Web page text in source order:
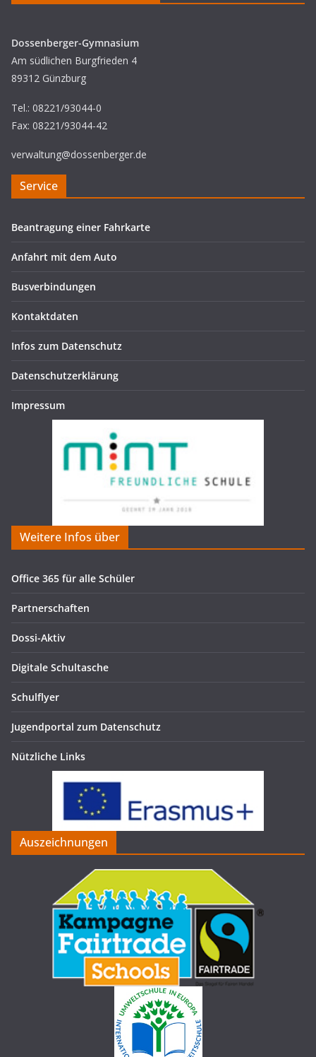
Dossenberger-Gymnasium
Am südlichen Burgfrieden 4
89312 Günzburg
Tel.: 08221/93044-0
Fax: 08221/93044-42
verwaltung@dossenberger.de
Service
Beantragung einer Fahrkarte
Anfahrt mit dem Auto
Busverbindungen
Kontaktdaten
Infos zum Datenschutz
Datenschutzerklärung
Impressum
Weitere Infos über
Office 365 für alle Schüler
Partnerschaften
Dossi-Aktiv
Digitale Schultasche
Schulflyer
Jugendportal zum Datenschutz
Nützliche Links
Auszeichnungen